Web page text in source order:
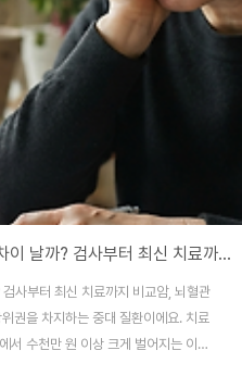
암·뇌·심혈관질환 치료비는 왜 크게 차이 날까? 검사부터 최신 치료까지 비교
사부터 최신 치료까지 비교암, 뇌혈관
권을 차지하는 중대 질환이에요. 치료
서 수천만 원 이상 크게 벌어지는 이유
수술 같은 혁신 의료기술의 비급여 적